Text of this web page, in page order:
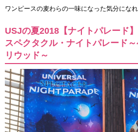
ワンピースの麦わらの一味になった気分になれ
USJの夏2018【ナイトパレード
スペクタクル・ナイトパレード
リウッド～